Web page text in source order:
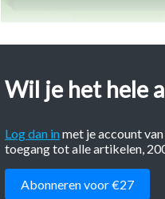
Een goede trainingsvorm
Tekst: Paul van Veen
Het is alweer ruim drie jaar
‘origineel’ is de volgende
Wil je het hele
Log dan inmet je account
toegang tot alle artikelen,
Abonneren voor €27